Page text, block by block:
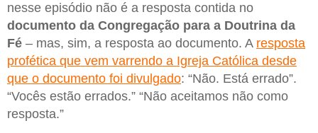
nesse episódio não é a resposta contida no
documento da Congregação para a Doutrina da
Fé – mas, sim, a resposta ao documento. A resposta
profética que vem varrendo a Igreja Católica desde
que o documento foi divulgado: “Não. Está errado”.
“Vocês estão errados.” “Não aceitamos não como
resposta.”